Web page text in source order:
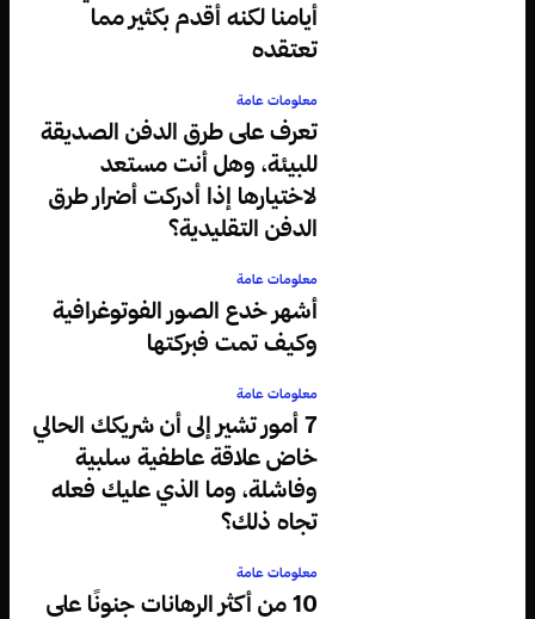
أيامنا لكنه أقدم بكثير مما
تعتقده
معلومات عامة
تعرف على طرق الدفن الصديقة
للبيئة، وهل أنت مستعد
لاختيارها إذا أدركت أضرار طرق
الدفن التقليدية؟
معلومات عامة
أشهر خدع الصور الفوتوغرافية
وكيف تمت فبركتها
معلومات عامة
7 أمور تشير إلى أن شريكك الحالي
خاض علاقة عاطفية سلبية
وفاشلة، وما الذي عليك فعله
تجاه ذلك؟
معلومات عامة
10 من أكثر الرهانات جنونًا على